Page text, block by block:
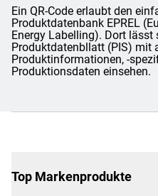
Ein QR-Code erlaubt den
Produktdatenbank EPREL
Energy Labelling). Dort lässt
Produktdatenbllatt (PIS) mit
Produktinformationen, -
Produktionsdaten einsehen.
Top Markenprodukte